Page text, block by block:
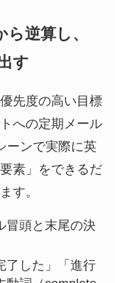
逆算し、
す
先度の高い目標
への定期メール
ーンで実際に英
素」をできるだ
す。
冒頭と末尾の決
了した」「進行